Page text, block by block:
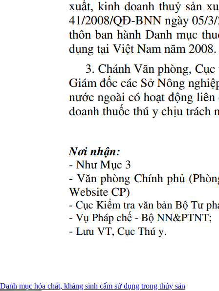
Danh mục hóa chất, kháng sinh cấm sử dụng trong thủy sản